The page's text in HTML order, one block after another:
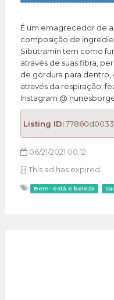
É um emagrecedor de
composição de
Sibutramin tem como
através de suas fibra,
de gordura para dentro,
através da respiração,
Instagram @
Listing ID:
06/21/2021 00:12
This ad has expired
Bem- está e beleza